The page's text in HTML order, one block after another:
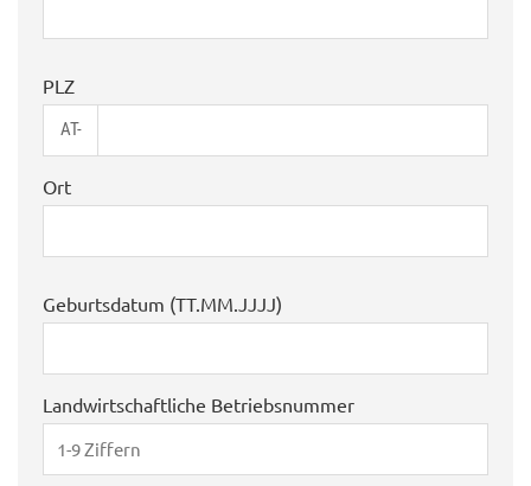
PLZ
AT-
Ort
Geburtsdatum (TT.MM.JJJJ)
Landwirtschaftliche Betriebsnummer